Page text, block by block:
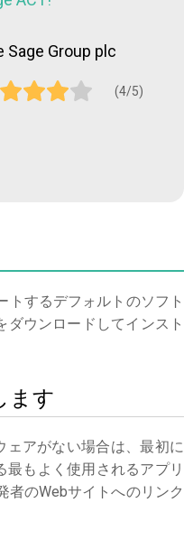
Sage Group plc
(4/5)
するデフォルトのソフト
ウンロードしてインスト
ます
ェアがない場合は、最初に
もよく使用されるアプリ
のWebサイトへのリンク